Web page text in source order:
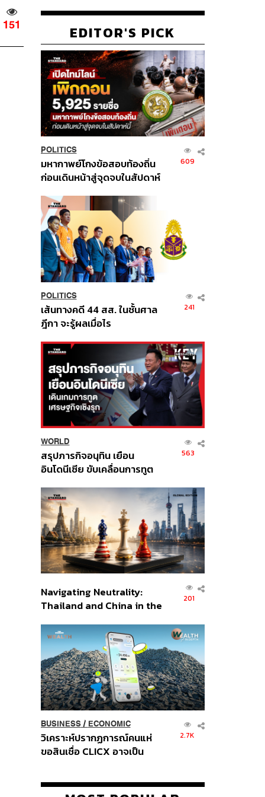
151 EDITOR'S PICK
POLITICS
มหากาพย์โกงข้อสอบท้องถิ่น
ก่อนเดินหน้าสู่จุดจบในสัปดาห์
609
POLITICS
เส้นทางคดี 44 สส. ในชั้นศาล
ฎีกา จะรู้ผลเมื่อไร
241
WORLD
สรุปภารกิจอนุทิน เยือน
อินโดนีเซีย ขับเคลื่อนการทูต
ส่วนยุทธศาสตร์ไทย –
อินโดนีเซีย
563
Navigating Neutrality:
Thailand and China in the
Order
201
BUSINESS/ ECONOMIC
วิเคราะห์ปรากฏการณ์คนแห่
ขอสินเชื่อ CLICX อาจเป็น
ปัญหาหนี้ครัวเรือนไทยที่ถูกซุก
2.7K